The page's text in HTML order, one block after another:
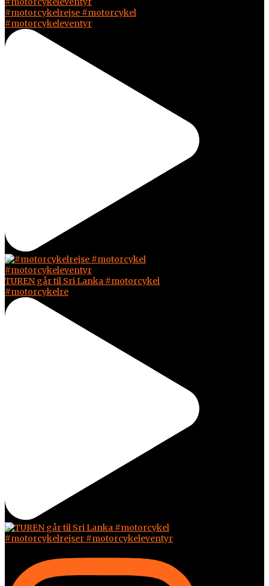
#motorcykelrejse #motorcykel
#motorcykeleventyr
TUREN går til Sri Lanka #motorcykel
#motorcykelre